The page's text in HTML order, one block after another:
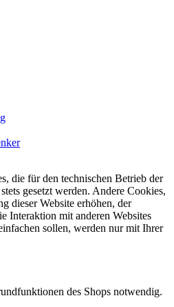
die für den technischen Betrieb der
gesetzt werden. Andere Cookies,
dieser Website erhöhen, der
Interaktion mit anderen Websites
sollen, werden nur mit Ihrer
des Shops notwendig.